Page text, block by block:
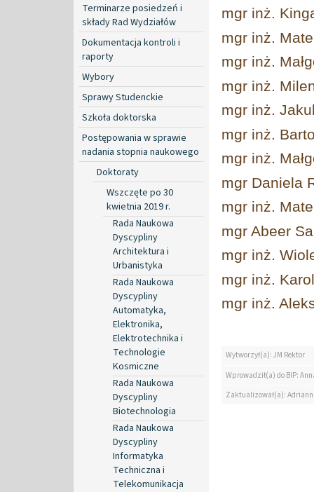
Terminarze posiedzeń i
składy Rad Wydziałów
Dokumentacja kontroli i
raporty
Wybory
Sprawy Studenckie
Szkoła doktorska
Postępowania w sprawie
nadania stopnia naukowego
Doktoraty
Wszczęte po 30
kwietnia 2019 r.
Rada Naukowa
Dyscypliny
Architektura i
Urbanistyka
Rada Naukowa
Dyscypliny
Automatyka,
Elektronika,
Elektrotechnika i
Technologie
Kosmiczne
Rada Naukowa
Dyscypliny
Biotechnologia
Rada Naukowa
Dyscypliny
Informatyka
Techniczna i
Telekomunikacja
mgr inż.
mgr inż.
mgr inż.
mgr inż.
mgr inż.
mgr inż.
mgr inż.
mgr Daniela
mgr inż.
mgr Abeer
mgr inż.
mgr inż.
mgr inż.
Wytworzył(a): JM Rektor
Wprowadził(a) do BIP:
Zaktualizował(a):